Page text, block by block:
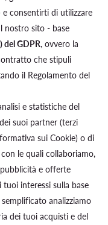
e consentirti di utilizzare
nostro sito - base
del GDPR, ovvero la
che stipuli
il Regolamento del
e statistiche del
suoi partner (terzi
sui Cookie) o di
le quali collaboriamo,
e offerte
interessi sulla base
analizziamo
dei tuoi acquisti e del